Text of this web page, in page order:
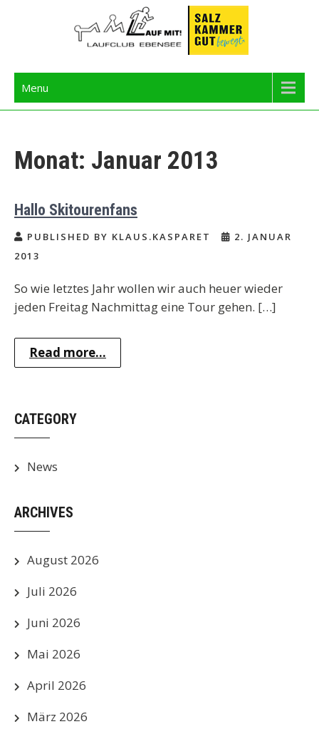
Langbathseelauf
Menu
Monat: Januar 2013
Hallo Skitourenfans
PUBLISHED BY KLAUS.KASPARET
2. JANUAR
2013
So wie letztes Jahr wollen wir auch heuer wieder
jeden Freitag Nachmittag eine Tour gehen. […]
Read more...
CATEGORY
News
ARCHIVES
August 2026
Juli 2026
Juni 2026
Mai 2026
April 2026
März 2026